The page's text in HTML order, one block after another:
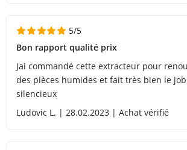
5/5
Bon rapport qualité prix
Jai commandé cette extracteur pour
des pièces humides et fait très bien le
silencieux
Ludovic L. | 28.02.2023 | Achat vérifié